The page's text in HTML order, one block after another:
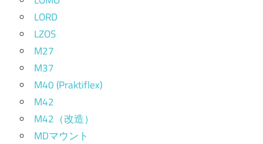
LORD
LZOS
M27
M37
M40 (Praktiflex)
M42
M42（改造）
MDマウント